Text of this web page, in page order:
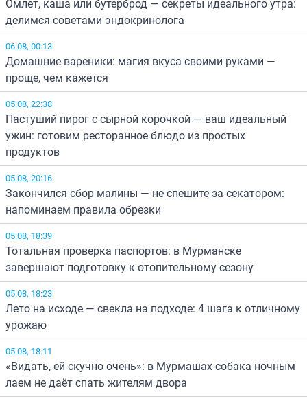
Омлет, каша или бутерброд — секреты идеального утра:
делимся советами эндокринолога
06.08, 00:13
Домашние вареники: магия вкуса своими руками —
проще, чем кажется
05.08, 22:38
Пастуший пирог с сырной корочкой — ваш идеальный
ужин: готовим ресторанное блюдо из простых
продуктов
05.08, 20:16
Закончился сбор малины — не спешите за секатором:
напоминаем правила обрезки
05.08, 18:39
Тотальная проверка паспортов: в Мурманске
завершают подготовку к отопительному сезону
05.08, 18:23
Лето на исходе — свекла на подходе: 4 шага к отличному
урожаю
05.08, 18:11
«Видать, ей скучно очень»: в Мурмашах собака ночным
лаем не даёт спать жителям двора